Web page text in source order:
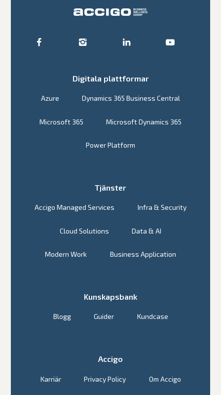
Digitala plattformar
Azure Dynamics 365 Business Central
Microsoft 365 Microsoft Dynamics 365
Power Platform
Tjänster
Accigo Managed Services Infra & Security
Cloud Solutions Data & AI
Modern Work Business Application
Kunskapsbank
Blogg Guider Kundcase
Accigo
Karriär Privacy Policy Om Accigo